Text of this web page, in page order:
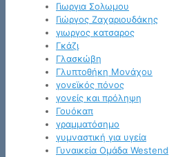
Γιωργια Σολωμου
Γιώργος Ζαχαριουδάκης
γιωργος κατσαρος
Γκάζι
Γλασκώβη
Γλυπτοθήκη Μονάχου
γονεϊκός πόνος
γονείς και πρόληψη
Γουόκαπ
γραμματόσημο
γυμναστική για υγεία
Γυναικεία Ομάδα Westend